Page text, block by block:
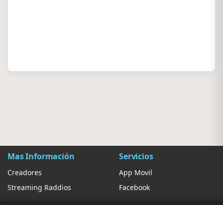
Mas Información
Creadores
Streaming Raddios
Servicios
App Movil
Facebook